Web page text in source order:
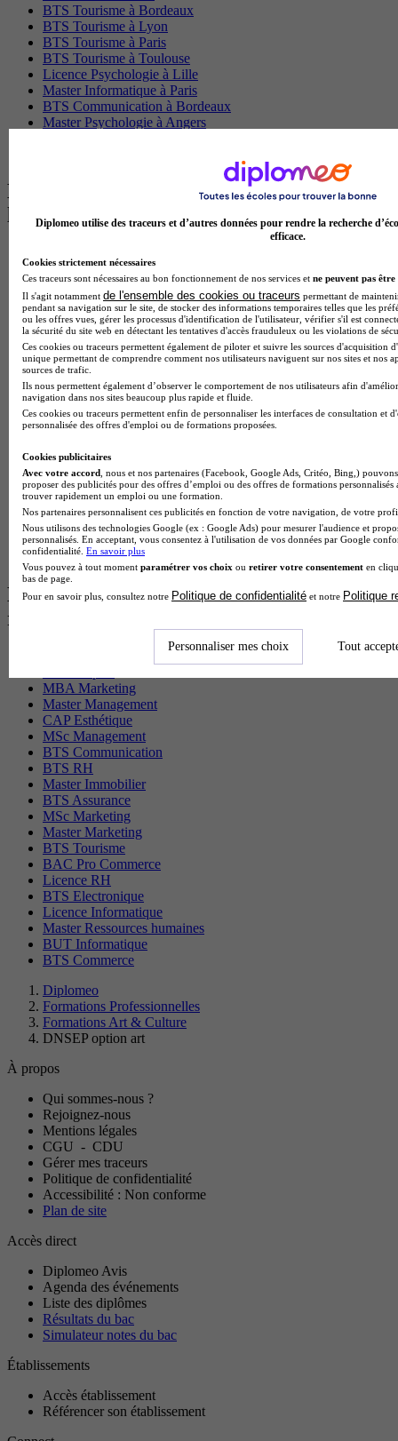
BTS Tourisme à Bordeaux
BTS Tourisme à Lyon
BTS Tourisme à Paris
BTS Tourisme à Toulouse
Licence Psychologie à Lille
Master Informatique à Paris
BTS Communication à Bordeaux
Master Psychologie à Angers
Les intitulés de diplôme par alternance
les plus recherchés
BTS Dietetique en alternance
BTS Mco en alternance
BTS Pi en alternance
BTS Sp3s en alternance
Master CCA en alternance
BTS Ndrc en alternance
BTS Sam en alternance
Cap Fleuriste en alternance
BTS Sio en alternance
MSc Marketing Digital en alternance
BTS Gpme en alternance
BTS Gpn en alternance
BTS Domotique en alternance
BAC Pro Agora en alternance
BTS Sta en alternance
BTS Iris en alternance
BTS Tpl en alternance
BTS Ati en alternance
Les diplômes par filière les plus
recherchés
MBA Marketing
Master Management
CAP Esthétique
MSc Management
BTS Communication
BTS RH
Master Immobilier
BTS Assurance
MSc Marketing
Master Marketing
BTS Tourisme
BAC Pro Commerce
Licence RH
BTS Electronique
Licence Informatique
Master Ressources humaines
BUT Informatique
BTS Commerce
Diplomeo
Formations Professionnelles
Formations Art & Culture
DNSEP option art
À propos
Qui sommes-nous ?
Rejoignez-nous
Mentions légales
CGU - CDU
Gérer mes traceurs
Politique de confidentialité
Accessibilité : Non conforme
Plan de site
Accès direct
Diplomeo Avis
Agenda des événements
Liste des diplômes
Résultats du bac
Simulateur notes du bac
Établissements
Accès établissement
Référencer son établissement
Diplomeo utilise des traceurs et d’autres données pour rendre la recherche
efficace.
Cookies strictement nécessaires
Ces traceurs sont nécessaires au bon fonctionnement de nos services et ne peuvent pas être
Il s'agit notamment de l'ensemble des cookies ou traceurs permettant de
pendant sa navigation sur le site, de stocker des informations temporaires telles que les
ou les offres vues, gérer les processus d'identification de l'utilisateur, vérifier s'il est
la sécurité du site web en détectant les tentatives d'accès frauduleux ou les violations de
Ces cookies ou traceurs permettent également de piloter et suivre les sources d'acquisition
unique permettant de comprendre comment nos utilisateurs naviguent sur nos sites et nos
sources de trafic.
Ils nous permettent également d’observer le comportement de nos utilisateurs afin
navigation dans nos sites beaucoup plus rapide et fluide.
Ces cookies ou traceurs permettent enfin de personnaliser les interfaces de consultation et
personnalisée des offres d'emploi ou de formations proposées.
Cookies publicitaires
Avec votre accord , nous et nos partenaires (Facebook, Google Ads, Critéo, Bing,)
proposer des publicités pour des offres d’emploi ou des offres de formations
trouver rapidement un emploi ou une formation.
Nos partenaires personnalisent ces publicités en fonction de votre navigation, de votre
Nous utilisons des technologies Google (ex : Google Ads) pour mesurer l'audience et
personnalisés. En acceptant, vous consentez à l'utilisation de vos données par Google
confidentialité. En savoir plus
Vous pouvez à tout moment paramétrer vos choix ou retirer votre consentement en
bas de page.
Pour en savoir plus, consultez notre Politique de confidentialité et notre Politique
Personnaliser mes choix Tout